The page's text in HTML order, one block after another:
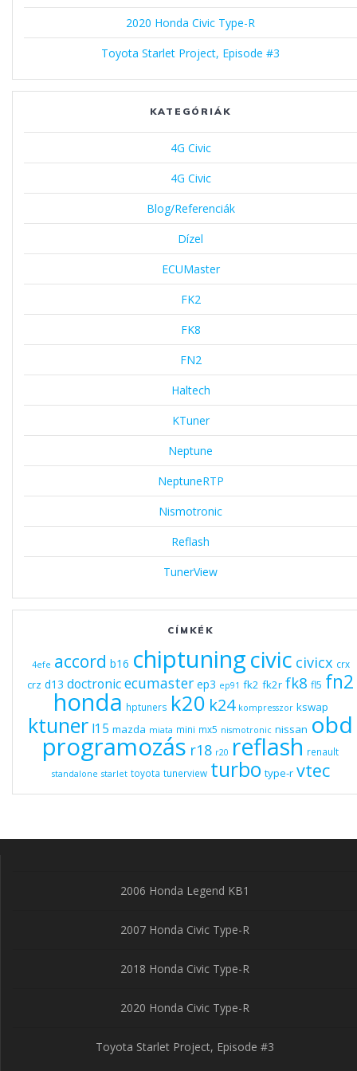
2020 Honda Civic Type-R
Toyota Starlet Project, Episode #3
KATEGÓRIÁK
4G Civic
4G Civic
Blog/Referenciák
Dízel
ECUMaster
FK2
FK8
FN2
Haltech
KTuner
Neptune
NeptuneRTP
Nismotronic
Reflash
TunerView
CÍMKÉK
4efe accord b16 chiptuningcivic civicx crx
crz d13 doctronicecumaster ep3 ep91 fk2 fk2r fk8 fl5 fn2
honda hptuners k20 k24 kompresszor kswap
ktuner l15 mazda miata mini mx5 nismotronic nissan obd
programozás r18 r20 reflash renault
standalone starlet toyota tunerview turbo type-r vtec
2006 Honda Legend KB1
2007 Honda Civic Type-R
2018 Honda Civic Type-R
2020 Honda Civic Type-R
Toyota Starlet Project, Episode #3